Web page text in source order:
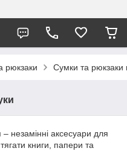
рюкзаки Сумки та рюкзаки
– незамінні аксесуари для
книги, папери та